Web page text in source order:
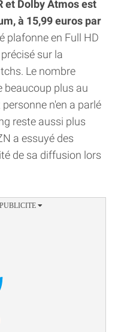
et Dolby Atmos est
à 15,99 euros par
plafonne en Full HD
sur la
Le nombre
beaucoup plus au
n'en a parlé
reste aussi plus
a essuyé des
de sa diffusion lors